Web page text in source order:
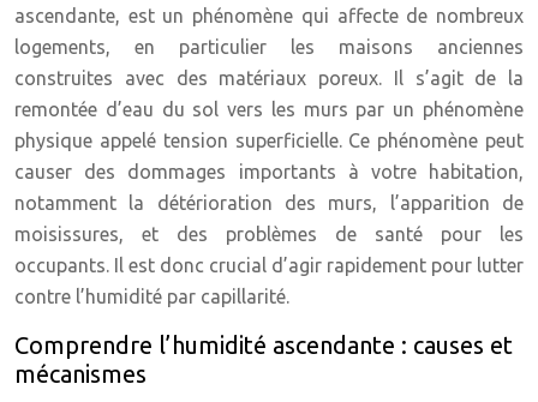
ascendante, est un phénomène qui affecte de nombreux
logements, en particulier les maisons anciennes
construites avec des matériaux poreux. Il s’agit de la
remontée d’eau du sol vers les murs par un phénomène
physique appelé tension superficielle. Ce phénomène peut
causer des dommages importants à votre habitation,
notamment la détérioration des murs, l’apparition de
moisissures, et des problèmes de santé pour les
occupants. Il est donc crucial d’agir rapidement pour lutter
contre l’humidité par capillarité.
Comprendre l’humidité ascendante : causes et
mécanismes